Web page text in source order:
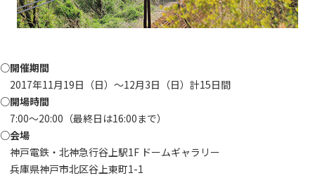
○開催期間
2017年11月19日（日）～12月3日（日）計15日間
○開場時間
7:00～20:00（最終日は16:00まで）
○会場
神戸電鉄・北神急行谷上駅1F ドームギャラリー
兵庫県神戸市北区谷上東町1-1